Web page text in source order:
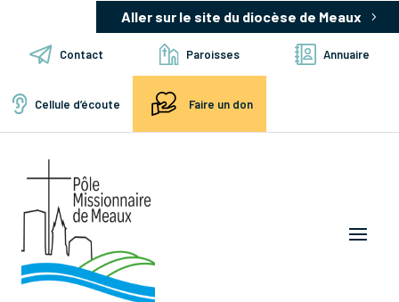
Aller sur le site du diocèse de Meaux
Contact Paroisses Annuaire
Cellule d’écoute Faire un don